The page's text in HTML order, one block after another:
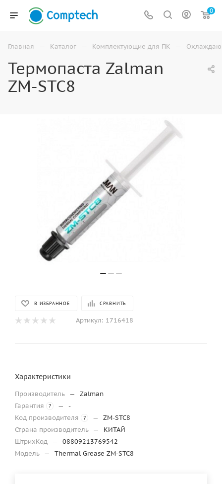
0
Главная — Каталог — Комплектующие для ПК —
Термопаста Zalman
ZM-STC8
В ИЗБРАННОЕ СРАВНИТЬ
Артикул: 1716418
Характеристики
Производитель —
Zalman
Гарантия
? —
-
Код производителя
? —
ZM-STC8
Страна производитель —
КИТАЙ
ШтрихКод —
08809213769542
Модель — Thermal Grease ZM-STC8